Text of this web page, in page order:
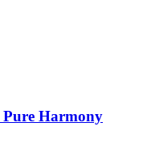
Pure Harmony